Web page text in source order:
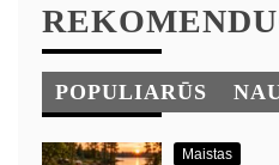
POPULIARŪS
Maistas